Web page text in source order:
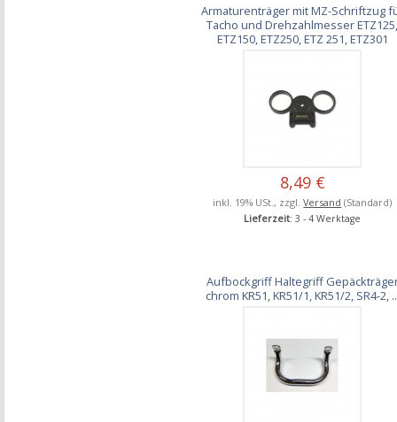
Armaturenträger mit MZ-Schriftzug
Tacho und Drehzahlmesser
ETZ150, ETZ250, ETZ 251, ETZ301
8,49 €
inkl. 19% USt., zzgl.Versand (Standard)
Lieferzeit: 3 - 4 Werktage
Aufbockgriff Haltegriff
chrom KR51, KR51/1, KR51/2, SR4-2,